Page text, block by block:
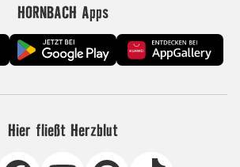
HORNBACH Apps
Hier fließt Herzblut